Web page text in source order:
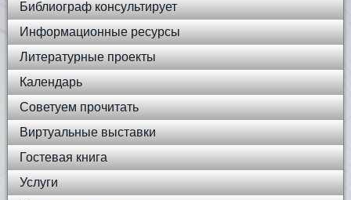
Библиограф консультирует
Информационные ресурсы
Литературные проекты
Календарь
Советуем прочитать
Виртуальные выставки
Гостевая книга
Услуги